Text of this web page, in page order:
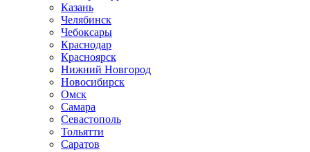
Казань
Челябинск
Чебоксары
Краснодар
Красноярск
Нижний Новгород
Новосибирск
Омск
Самара
Севастополь
Тольятти
Саратов